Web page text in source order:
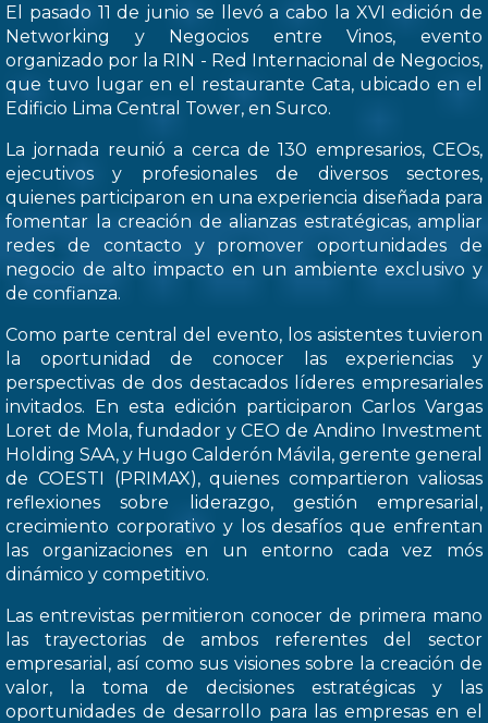
El pasado 11 de junio se llevó a cabo la XVI edición de
Networking y Negocios entre Vinos, evento
organizado por la RIN - Red Internacional de Negocios,
que tuvo lugar en el restaurante Cata, ubicado en el
Edificio Lima Central Tower, en Surco.
La jornada reunió a cerca de 130 empresarios, CEOs,
ejecutivos y profesionales de diversos sectores,
quienes participaron en una experiencia diseñada para
fomentar la creación de alianzas estratégicas, ampliar
redes de contacto y promover oportunidades de
negocio de alto impacto en un ambiente exclusivo y
de confianza.
Como parte central del evento, los asistentes tuvieron
la oportunidad de conocer las experiencias y
perspectivas de dos destacados líderes empresariales
invitados. En esta edición participaron Carlos Vargas
Loret de Mola, fundador y CEO de Andino Investment
Holding SAA, y Hugo Calderón Mávila, gerente general
de COESTI (PRIMAX), quienes compartieron valiosas
reflexiones sobre liderazgo, gestión empresarial,
crecimiento corporativo y los desafíos que enfrentan
las organizaciones en un entorno cada vez mós
dinámico y competitivo.
Las entrevistas permitieron conocer de primera mano
las trayectorias de ambos referentes del sector
empresarial, así como sus visiones sobre la creación de
valor, la toma de decisiones estratégicas y las
oportunidades de desarrollo para las empresas en el